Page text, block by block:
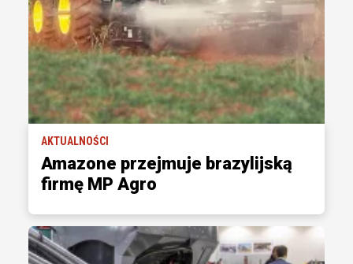
AKTUALNOŚCI
Amazone przejmuje brazylijską
firmę MP Agro